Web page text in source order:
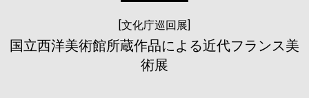
[文化庁巡回展]
国立西洋美術館所蔵作品による近代フランス美
術展